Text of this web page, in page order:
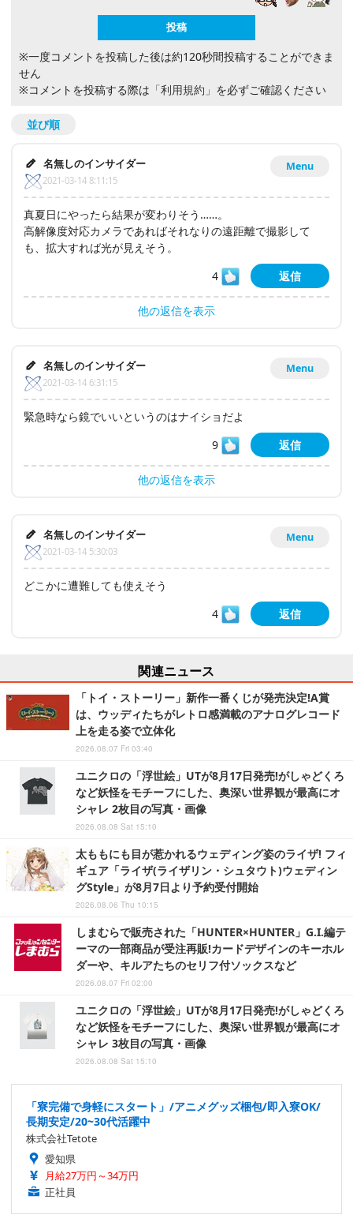
※一度コメントを投稿した後は約120秒間投稿することができま
せん
※コメントを投稿する際は 「利用規約」 を必ずご確認ください
並び順
Menu
名無しのインサイダー
2021-03-14 8:11:15
真夏日にやったら結果が変わりそう……。
高解像度対応カメラであればそれなりの遠距離で撮影して
も、拡大すれば光が見えそう。
4
返信
他の返信を表示
Menu
名無しのインサイダー
2021-03-14 6:31:15
緊急時なら鏡でいいというのはナイショだよ
9
返信
他の返信を表示
Menu
名無しのインサイダー
2021-03-14 5:30:03
どこかに遭難しても使えそう
4
返信
関連ニュース
「トイ・ストーリー」新作一番くじが発売決定!A賞
は、ウッディたちがレトロ感満載のアナログレコード
上を走る姿で立体化
2026.08.07 Fri 03:40
ユニクロの「浮世絵」UTが8月17日発売!がしゃどくろ
など妖怪をモチーフにした、奥深い世界観が最高にオ
シャレ 2枚目の写真・画像
2026.08.08 Sat 15:10
太ももにも目が惹かれるウェディング姿のライザ! フィ
ギュア「ライザ(ライザリン・シュタウト)ウェディン
グStyle」が8月7日より予約受付開始
2026.08.06 Thu 10:15
しまむらで販売された「HUNTER×HUNTER」G.I.編テ
ーマの一部商品が受注再販!カードデザインのキーホル
ダーや、キルアたちのセリフ付ソックスなど
2026.08.07 Fri 02:00
ユニクロの「浮世絵」UTが8月17日発売!がしゃどくろ
など妖怪をモチーフにした、奥深い世界観が最高にオ
シャレ 3枚目の写真・画像
2026.08.08 Sat 15:10
「寮完備で身軽にスタート」/アニメグッズ梱包/即入寮OK/
長期安定/20~30代活躍中
株式会社Tetote
愛知県
月給27万円～34万円
正社員